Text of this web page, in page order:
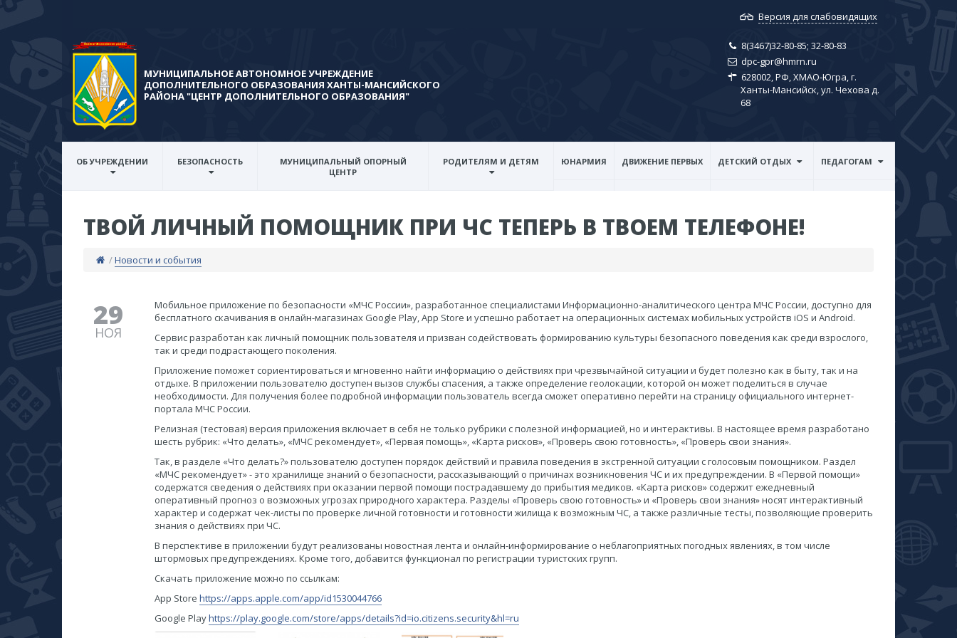
Версия для слабовидящих
МУНИЦИПАЛЬНОЕ АВТОНОМНОЕ УЧРЕЖДЕНИЕ
ДОПОЛНИТЕЛЬНОГО ОБРАЗОВАНИЯ ХАНТЫ-МАНСИЙСКОГО
РАЙОНА​ "ЦЕНТР ДОПОЛНИТЕЛЬНОГО ОБРАЗОВАНИЯ"
8(3467)32-80-85; ​32-80-83
dpc-gpr@hmrn.ru
628002, РФ, ХМАО-Югра, г.
Ханты-Мансийск, ул. Чехова д.
68
ОБ УЧРЕЖДЕНИИ БЕЗОПАСНОСТЬ
МУНИЦИПАЛЬНЫЙ ОПОРНЫЙ
ЦЕНТР
РОДИТЕЛЯМ И ДЕТЯМ ЮНАРМИЯ ДВИЖЕНИЕ ПЕРВЫХ ДЕТСКИЙ ОТДЫХ ПЕДАГОГАМ
ТВОЙ ЛИЧНЫЙ ПОМОЩНИК ПРИ ЧС ТЕПЕРЬ В ТВОЕМ ТЕЛЕФОНЕ!
/Новости и события
29
НОЯ
​Мобильное приложение по безопасности «МЧС России», разработанное специалистами Информационно-аналитического центра МЧС России, доступно для
бесплатного скачивания в онлайн-магазинах Google Play, App Store и успешно работает на операционных системах мобильных устройств iOS и Android.
Сервис разработан как личный помощник пользователя и призван содействовать формированию культуры безопасного поведения как среди взрослого,
так и среди подрастающего поколения.
Приложение поможет сориентироваться и мгновенно найти информацию о действиях при чрезвычайной ситуации и будет полезно как в быту, так и на
отдыхе. В приложении пользователю доступен вызов службы спасения, а также определение геолокации, которой он может поделиться в случае
необходимости. Для получения более подробной информации пользователь всегда сможет оперативно перейти на страницу официального интернет-
портала МЧС России.
Релизная (тестовая) версия приложения включает в себя не только рубрики с полезной информацией, но и интерактивы. В настоящее время разработано
шесть рубрик: «Что делать», «МЧС рекомендует», «Первая помощь», «Карта рисков», «Проверь свою готовность», «Проверь свои знания».
Так, в разделе «Что делать?» пользователю доступен порядок действий и правила поведения в экстренной ситуации с голосовым помощником. Раздел
«МЧС рекомендует» - это хранилище знаний о безопасности, рассказывающий о причинах возникновения ЧС и их предупреждении. В «Первой помощи»
содержатся сведения о действиях при оказании первой помощи пострадавшему до прибытия медиков. «Карта рисков» содержит ежедневный
оперативный прогноз о возможных угрозах природного характера. Разделы «Проверь свою готовность» и «Проверь свои знания» носят интерактивный
характер и содержат чек-листы по проверке личной готовности и готовности жилища к возможным ЧС, а также различные тесты, позволяющие проверить
знания о действиях при ЧС.
В перспективе в приложении будут реализованы новостная лента и онлайн-информирование о неблагоприятных погодных явлениях, в том числе
штормовых предупреждениях. Кроме того, добавится функционал по регистрации туристских групп.
Скачать приложение можно по ссылкам:
App Store https://apps.apple.com/app/id1530044766
Google Playhttps://play.google.com/store/apps/details?id=io.citizens.security&hl=ru